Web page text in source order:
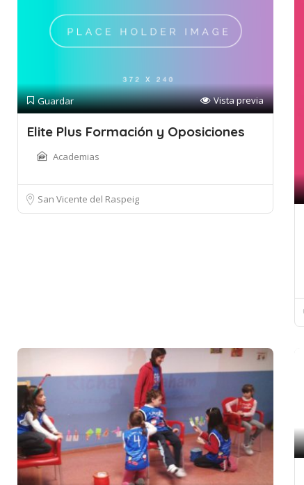
Guardar Vista previa
Elite Plus Formación y Oposiciones
Academias
San Vicente del Raspeig